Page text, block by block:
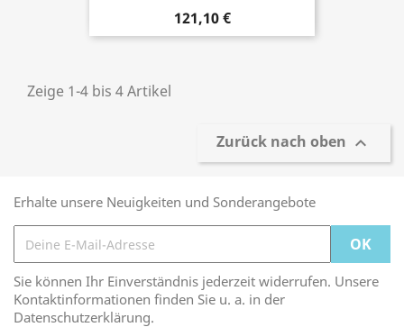
121,10 €
Zeige 1-4 bis 4 Artikel
Zurück nach oben 
Erhalte unsere Neuigkeiten und Sonderangebote
Sie können Ihr Einverständnis jederzeit widerrufen. Unsere
Kontaktinformationen finden Sie u. a. in der
Datenschutzerklärung.